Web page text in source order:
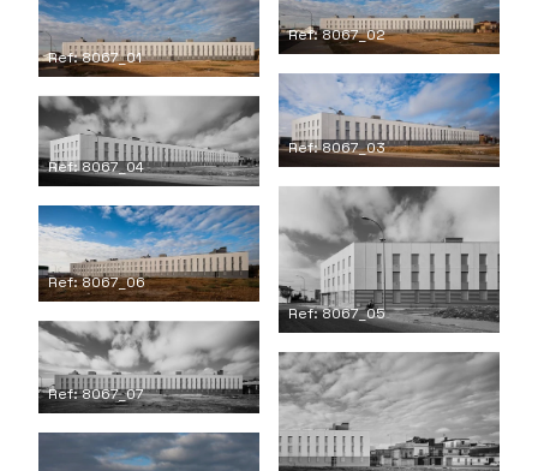
Ref: 8067_01
Ref: 8067_02
Ref: 8067_03
Ref: 8067_04
Ref: 8067_05
Ref: 8067_06
Ref: 8067_07